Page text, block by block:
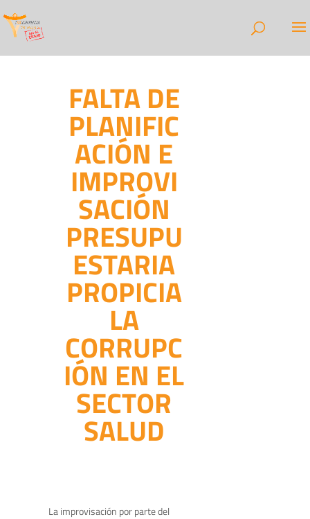
FALTA DE
PLANIFIC
ACIÓN E
IMPROVI
SACIÓN
PRESUPU
ESTARIA
PROPICIA
LA
CORRUPC
IÓN EN EL
SECTOR
SALUD
La improvisación por parte del